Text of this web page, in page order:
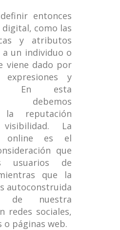
entonces
como las
y atributos
a un individuo o
viene dado por
expresiones y
En esta
debemos
la reputación
La
online es el
que
usuarios de
que la
autoconstruida
nuestra
redes sociales,
páginas web.